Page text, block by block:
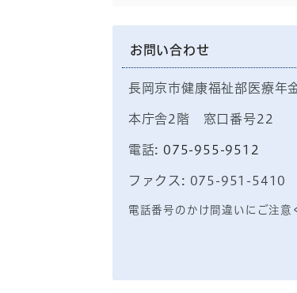
お問い合わせ
長岡京市健康福祉部医療年
本庁舎2階 窓口番号22
電話: 075-955-9512
ファクス: 075-951-5410
電話番号のかけ間違いにご注意